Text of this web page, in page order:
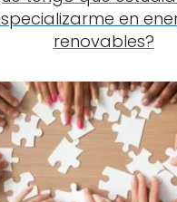
en
renovables?